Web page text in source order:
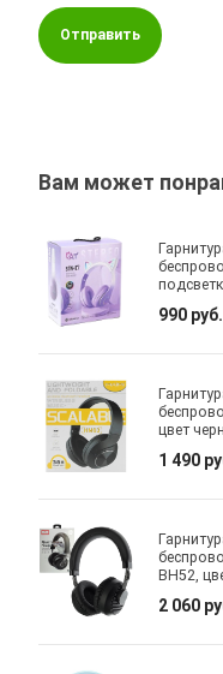
Отправить
Вам может
990 руб.
цвет
1 490
BH52,
2 060